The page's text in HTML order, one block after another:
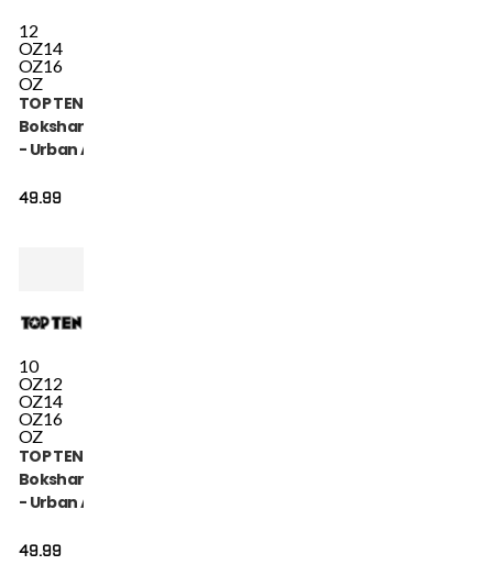
12
OZ14
OZ16
OZ
TOP TEN
Bokshandschoen
- Urban Arts -
49.99
10
OZ12
OZ14
OZ16
OZ
TOP TEN
Bokshandschoen
- Urban Arts -
49.99